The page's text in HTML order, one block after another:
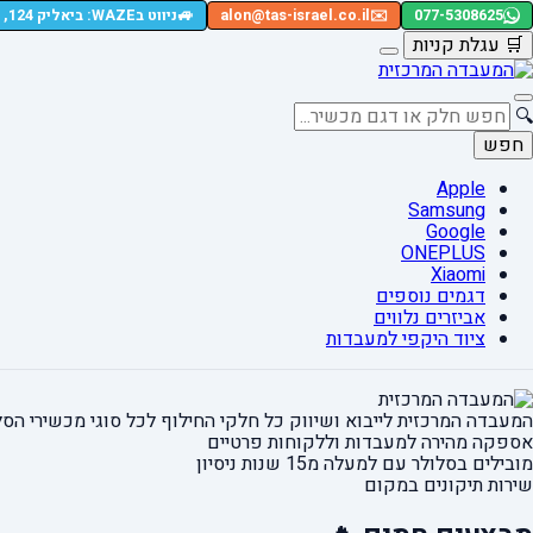
077-5308625
✉️
alon@tas-israel.co.il
🚙ניווט בWAZE: ביאליק 124, רמת גן
🛒 עגלת קניות
🔍
חפש
Apple
Samsung
Google
ONEPLUS
Xiaomi
דגמים נוספים
אביזרים נלווים
ציוד היקפי למעבדות
המעבדה המרכזית לייבוא ושיווק כל חלקי החילוף לכל סוגי מכשירי
אספקה מהירהלמעבדות וללקוחות פרטיים
מובילים בסלולר עם למעלה מ15 שנות ניסיון
שירות תיקונים במקום